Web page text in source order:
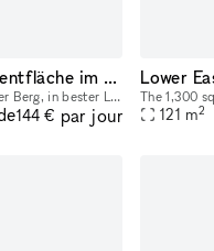
Attraktive Shop- & Eventfläche im Herzen von Prenzlauer Berg – Rykestraße
Mitten im beliebten Prenzlauer Berg, in bester Lage der Rykestraße, steht eine stilvolle und vielseitig nutzbare Gewerbefläche mit ca. 20 m² zur flexiblen Vermietung bereit. Es ist ein Teil eines grö
144 € par jour
Lower
121 m2